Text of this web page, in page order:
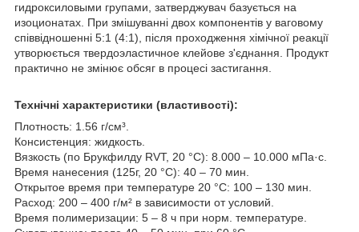
гидроксиловыми групами, затверджувач базується на
изоционатах. При змішуванні двох компонентів у ваговому
співвідношенні 5:1 (4:1), після проходження хімічної реакції
утворюється твердоэластичное клейове з'єднання. Продукт
практично не змінює обсяг в процесі застигання.
Технічні характеристики (властивості):
Плотность: 1.56 г/см³.
Консистенция: жидкость.
Вязкость (по Брукфилду RVT, 20 °С): 8.000 – 10.000 мПа·с.
Время нанесения (125г, 20 °С): 40 – 70 мин.
Открытое время при температуре 20 °С: 100 – 130 мин.
Расход: 200 – 400 г/м² в зависимости от условий.
Время полимеризации: 5 – 8 ч при норм. температуре.